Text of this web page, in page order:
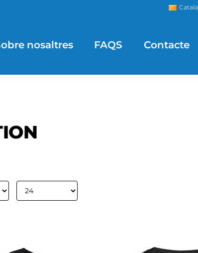
Català
nosaltres FAQS Contacte
Mostrar: